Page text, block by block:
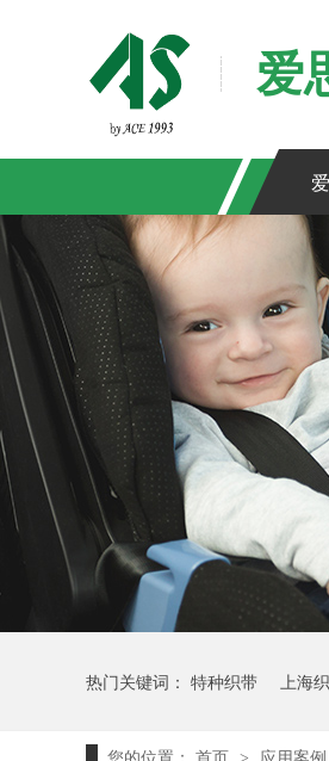
爱
热门关键词： 特种织带 上海
您的位置： 首页 应用案例